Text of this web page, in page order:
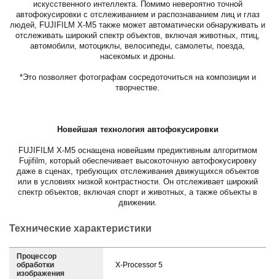
искусственного интеллекта. Помимо невероятно точной
автофокусировки с отслеживанием и распознаванием лиц и глаз
людей, FUJIFILM X-M5 также может автоматически обнаруживать и
отслеживать широкий спектр объектов, включая животных, птиц,
автомобили, мотоциклы, велосипеды, самолеты, поезда,
насекомых и дроны.
*Это позволяет фотографам сосредоточиться на композиции и
творчестве.
Новейшая технология автофокусировки
FUJIFILM X-M5 оснащена новейшим предиктивным алгоритмом
Fujifilm, который обеспечивает высокоточную автофокусировку
даже в сценах, требующих отслеживания движущихся объектов
или в условиях низкой контрастности. Он отслеживает широкий
спектр объектов, включая спорт и животных, а также объекты в
движении.
Технические характеристики
Процессор
обработки
изображения
X-Processor 5